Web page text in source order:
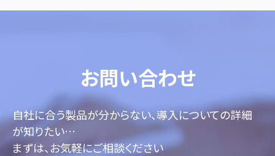
お問い合わせ
自社に合う製品が分からない、導入についての詳細
が知りたい…
まずは、お気軽にご相談ください